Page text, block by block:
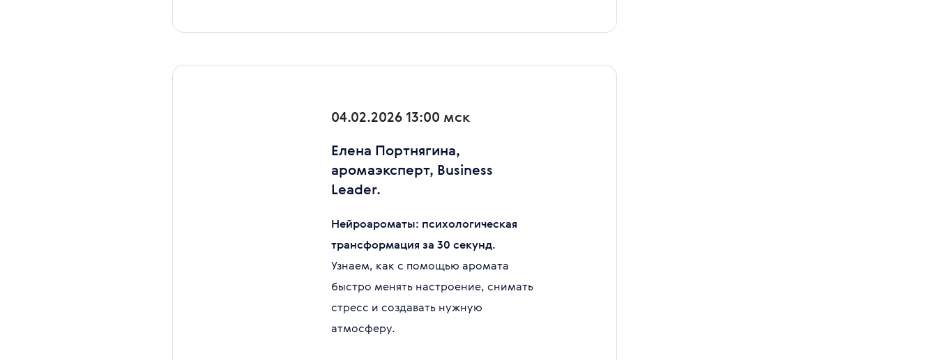
04.02.2026 13:00 мск
Елена Портнягина,
аромаэксперт, Business
Leader.
Нейроароматы: психологическая
трансформация за 30 секунд.
Узнаем, как с помощью аромата
быстро менять настроение, снимать
стресс и создавать нужную
атмосферу.